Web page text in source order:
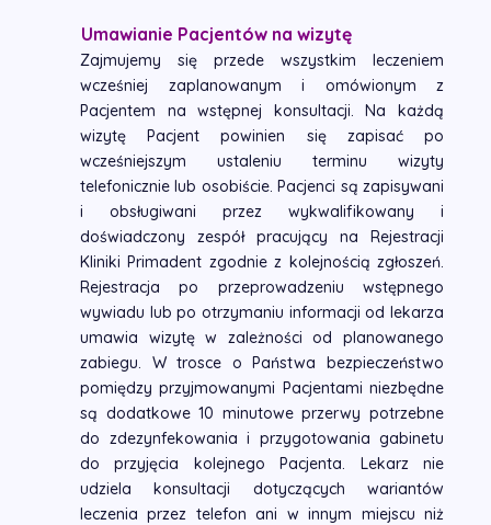
Umawianie Pacjentów na wizytę
Zajmujemy się przede wszystkim leczeniem
wcześniej zaplanowanym i omówionym z
Pacjentem na wstępnej konsultacji. Na każdą
wizytę Pacjent powinien się zapisać po
wcześniejszym ustaleniu terminu wizyty
telefonicznie lub osobiście. Pacjenci są zapisywani
i obsługiwani przez wykwalifikowany i
doświadczony zespół pracujący na Rejestracji
Kliniki Primadent zgodnie z kolejnością zgłoszeń.
Rejestracja po przeprowadzeniu wstępnego
wywiadu lub po otrzymaniu informacji od lekarza
umawia wizytę w zależności od planowanego
zabiegu. W trosce o Państwa bezpieczeństwo
pomiędzyprzyjmowanymi Pacjentami niezbędne
są dodatkowe 10 minutowe przerwy potrzebne
do zdezynfekowania i przygotowania gabinetu
do przyjęcia kolejnego Pacjenta. Lekarz nie
udziela konsultacji dotyczących wariantów
leczenia przez telefon ani w innym miejscu niż